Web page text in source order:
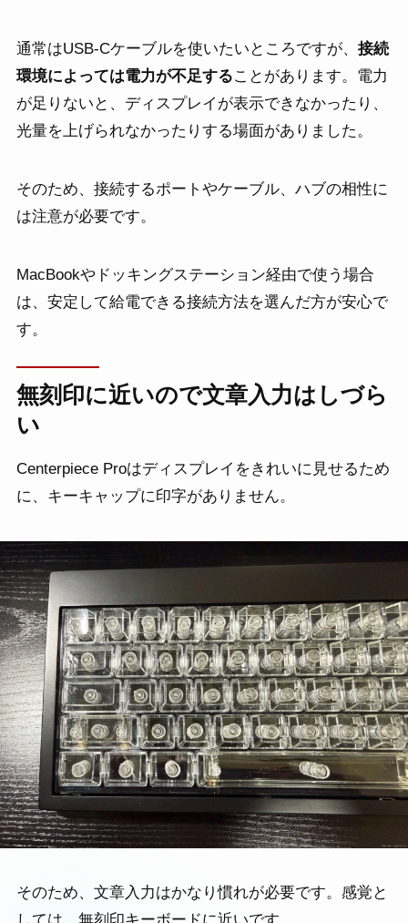
通常はUSB-Cケーブルを使いたいところですが、 接続
環境によっては電力が不足することがあります。電力
が足りないと、ディスプレイが表示できなかったり、
光量を上げられなかったりする場面がありました。
そのため、接続するポートやケーブル、ハブの相性に
は注意が必要です。
MacBookやドッキングステーション経由で使う場合
は、安定して給電できる接続方法を選んだ方が安心で
す。
無刻印に近いので文章入力はしづら
い
Centerpiece Proはディスプレイをきれいに見せるため
に、キーキャップに印字がありません。
そのため、文章入力はかなり慣れが必要です。感覚と
しては、無刻印キーボードに近いです。